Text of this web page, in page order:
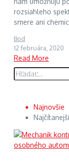
rozsiahleho
smere ani
Bod
12 februára, 2020
Read More
Hľadať:
Najnovšie